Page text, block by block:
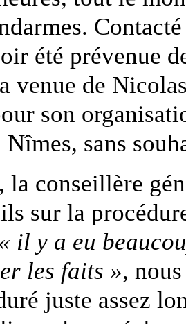
été prévenue
venue de
son
sans
la conseillère
sur la
« il y a eu
les faits »,
juste assez